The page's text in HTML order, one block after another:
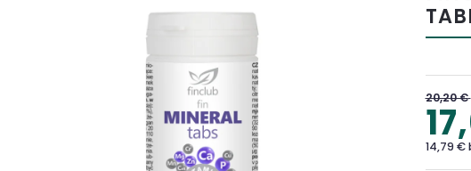
20,20 €
14,79 €